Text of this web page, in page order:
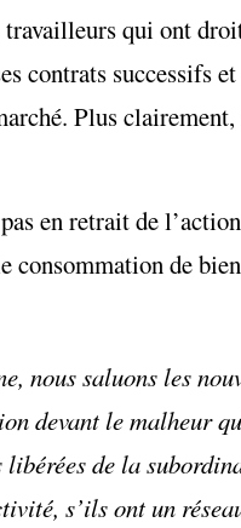
qui ont
contrats successifs
Plus
en retrait de
de
nous saluons les
devant le malheur
de la
s’ils ont un